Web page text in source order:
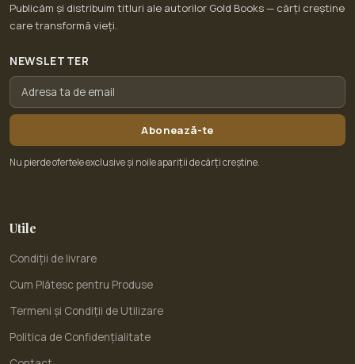
Publicăm și distribuim titluri ale autorilor Gold Books — cărți creștine
care transformă vieți.
NEWSLETTER
Abonează-te
Nu pierde ofertele exclusive și noile apariții de cărți creștine.
Utile
Condiții de livrare
Cum Plătesc pentru Produse
Termeni și Condiții de Utilizare
Politica de Confidențialitate